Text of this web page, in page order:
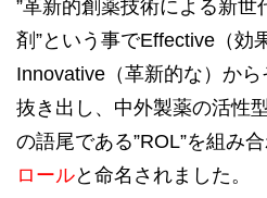
”革新的創薬技術による新世
剤”という事でEffective（効
Innovative（革新的な）から
抜き出し、中外製薬の活性
の語尾である”ROL”を組み
ロールと命名されました。